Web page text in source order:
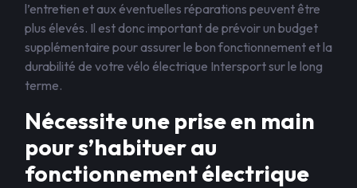
l’entretien et aux éventuelles réparations peuvent être
plus élevés. Il est donc important de prévoir un budget
supplémentaire pour assurer le bon fonctionnement et la
durabilité de votre vélo électrique Intersport sur le long
terme.
Nécessite une prise en main
pour s’habituer au
fonctionnement électrique